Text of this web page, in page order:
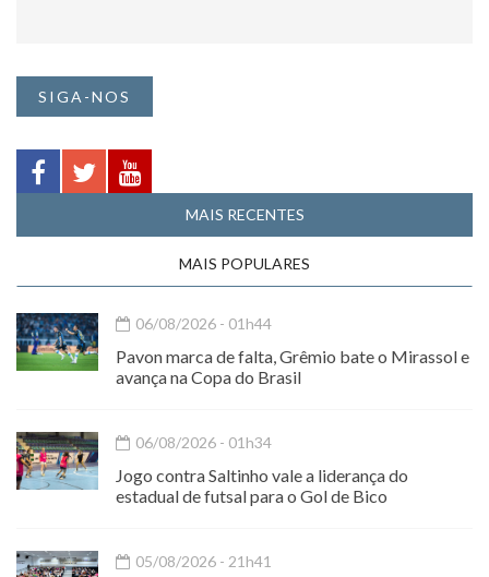
SIGA-NOS
MAIS RECENTES
MAIS POPULARES
06/08/2026 - 01h44
Pavon marca de falta, Grêmio bate o Mirassol e
avança na Copa do Brasil
06/08/2026 - 01h34
Jogo contra Saltinho vale a liderança do
estadual de futsal para o Gol de Bico
05/08/2026 - 21h41